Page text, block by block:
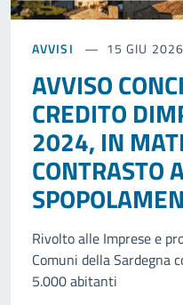
AVVISI 15 GIU 2026
AVVISO
CREDITO
2024, IN
CONTRASTO
Rivolto alle Imprese e
Comuni della Sardegna
5.000 abitanti